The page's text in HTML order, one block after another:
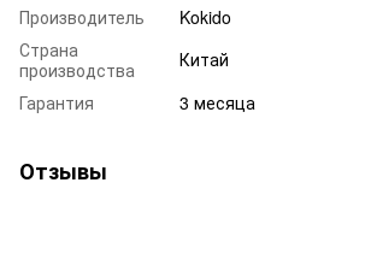
Производитель
Kokido
Страна
производства
Китай
Гарантия
3 месяца
Отзывы